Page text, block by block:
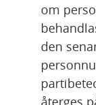
om
den
återges